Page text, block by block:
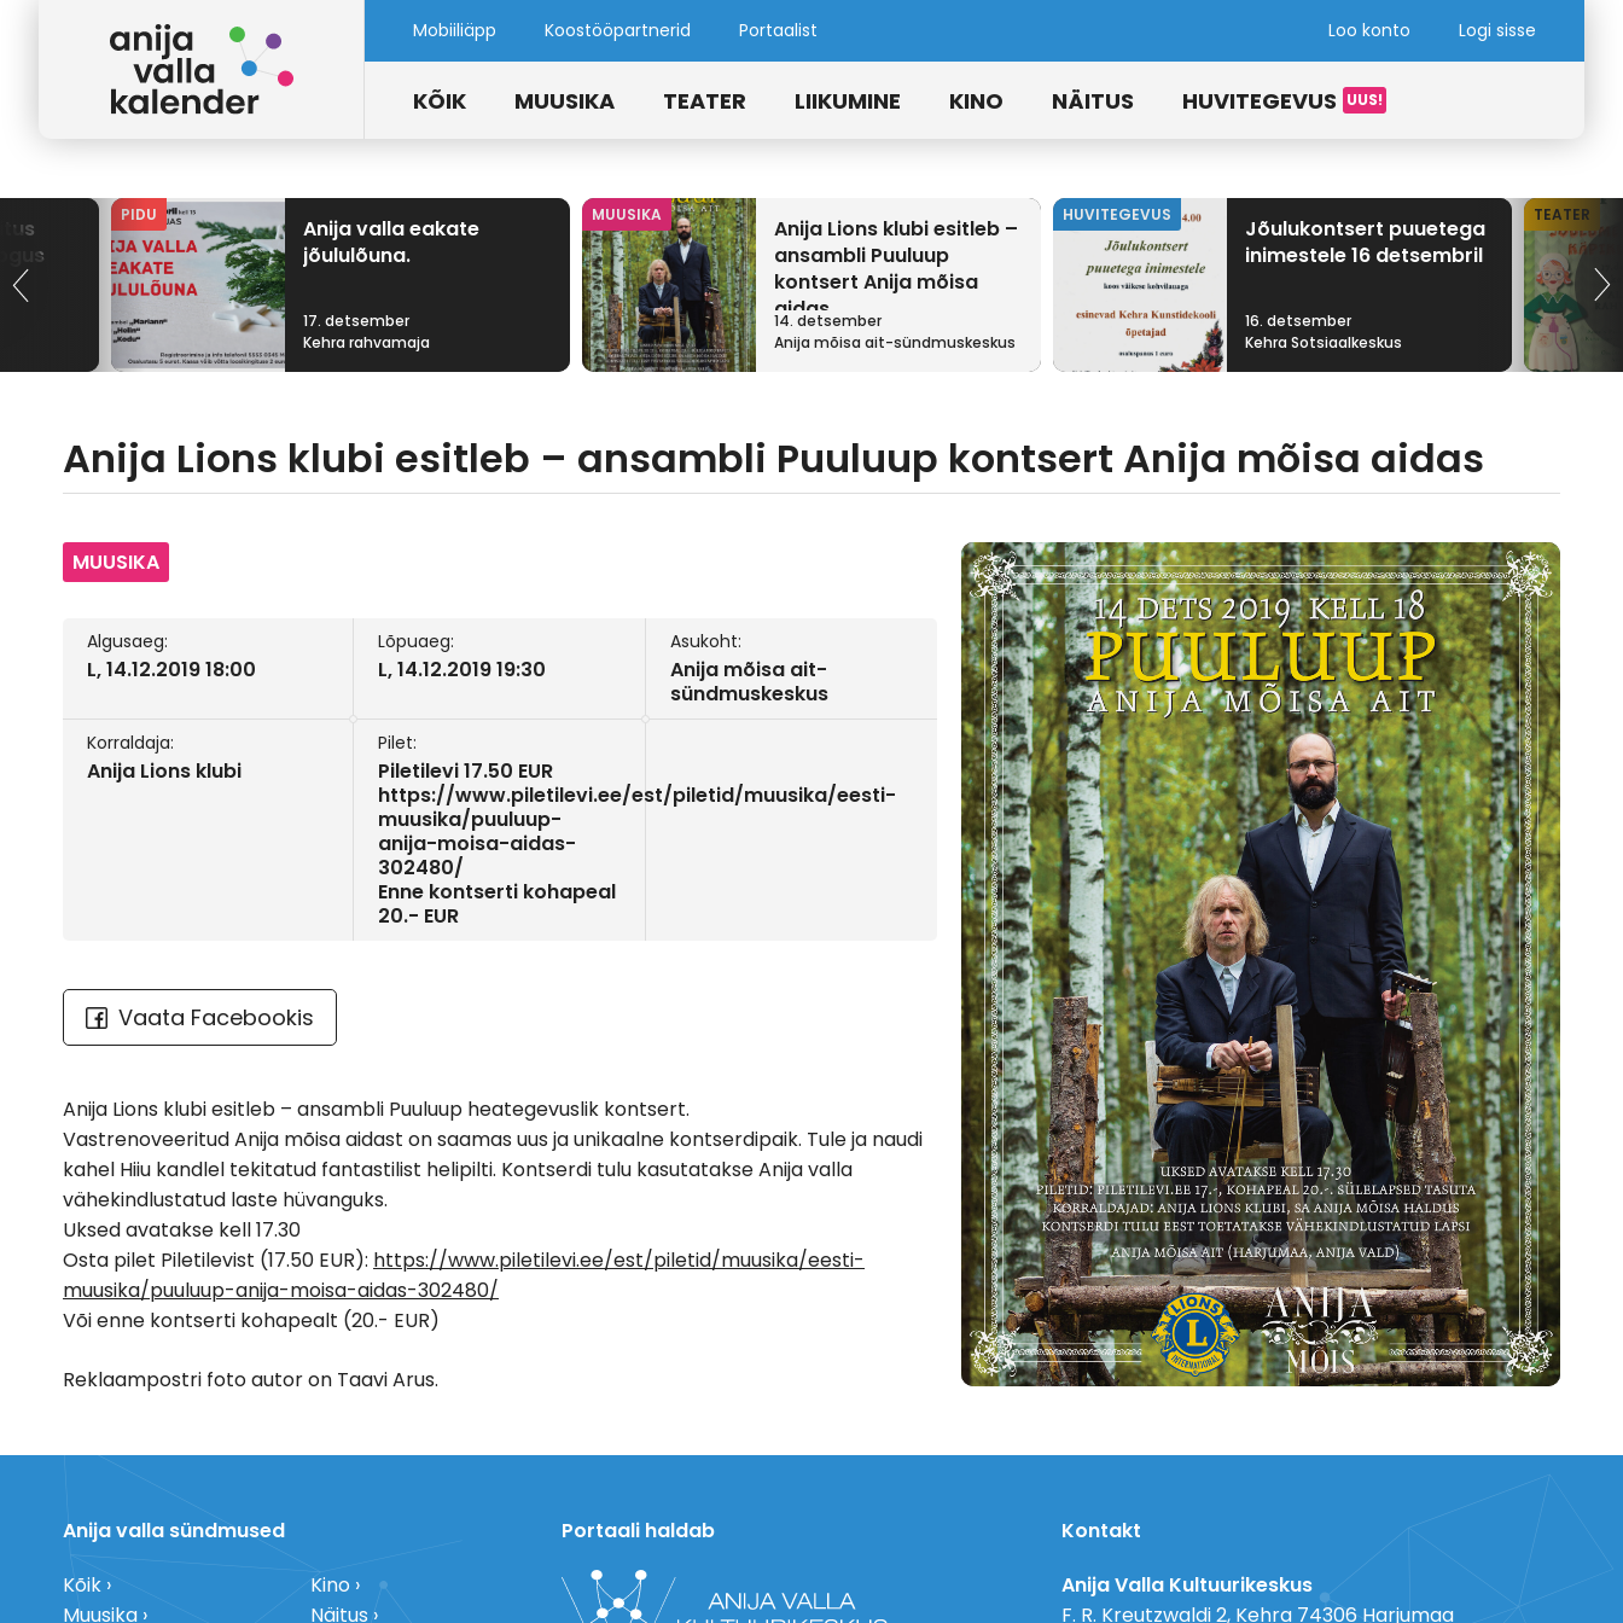
Mobiiliäpp Koostööpartnerid Portaalist Loo konto Logi sisse
KÕIK MUUSIKA TEATER LIIKUMINE KINO NÄITUS HUVITEGEVUS
PIDU
Anija valla eakate
jõululõuna.
17. detsember
Kehra rahvamaja
MUUSIKA
Anija Lions klubi esitleb –
ansambli Puuluup
kontsert Anija mõisa
aidas
14. detsember
Anija mõisa ait-sündmuskeskus
HUVITEGEVUS
Jõulukontsert puuetega
inimestele 16 detsembril
16. detsember
Kehra Sotsiaalkeskus
TEATER
Anija Lions klubi esitleb – ansambli Puuluup kontsert Anija mõisa aidas
MUUSIKA
Algusaeg:
L, 14.12.2019 18:00
Lõpuaeg:
L, 14.12.2019 19:30
Asukoht:
Anija mõisa ait-
sündmuskeskus
Korraldaja:
Anija Lions klubi
Pilet:
Piletilevi 17.50 EUR
https://www.piletilevi.ee/est/piletid/muusika/eesti-
muusika/puuluup-
anija-moisa-aidas-
302480/
Enne kontserti kohapeal
20.- EUR
Vaata Facebookis
Anija Lions klubi esitleb – ansambli Puuluup heategevuslik kontsert.
Vastrenoveeritud Anija mõisa aidast on saamas uus ja unikaalne kontserdipaik. Tule ja naudi
kahel Hiiu kandlel tekitatud fantastilist helipilti. Kontserdi tulu kasutatakse Anija valla
vähekindlustatud laste hüvanguks.
Uksed avatakse kell 17.30
Osta pilet Piletilevist (17.50 EUR): https://www.piletilevi.ee/est/piletid/muusika/eesti-
muusika/puuluup-anija-moisa-aidas-302480/
Või enne kontserti kohapealt (20.- EUR)
Reklaampostri foto autor on Taavi Arus.
Anija valla sündmused
Kõik
Muusika
Kino
Näitus
Portaali haldab
Kontakt
Anija Valla Kultuurikeskus
F. R. Kreutzwaldi 2, Kehra 74306 Harjumaa